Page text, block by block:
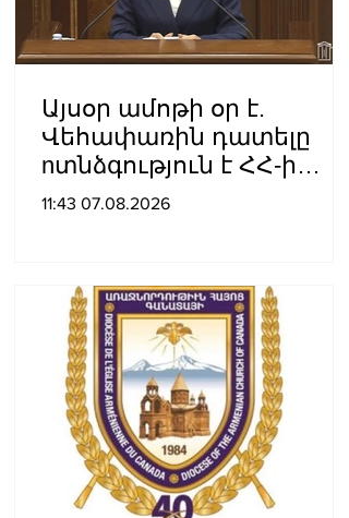
Այսօր ամոթի օր է.
Վեհափառին դատելը
nտնձգություն է ՀՀ-ի
Սահանադրության
11:43 07.08.2026